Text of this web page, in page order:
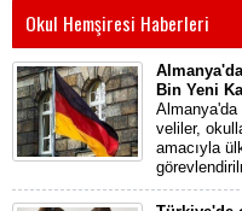
Okul Hemşiresi Haberleri
Bin Yeni
Almanya'da
veliler,
amacıyla